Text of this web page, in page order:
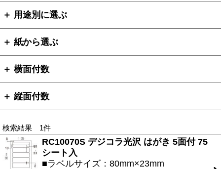
＋ 用途別に選ぶ
＋ 紙から選ぶ
＋ 横面付数
＋ 縦面付数
検索結果 1件
RC10070S デジコラ光沢 はがき 5面付 75
シート入
■ラベルサイズ：80mm×23mm